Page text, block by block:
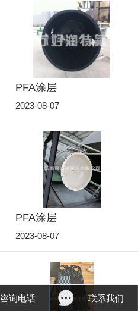
PFA涂层
2023-08-07
PFA涂层
2023-08-07
咨询电话 联系我们